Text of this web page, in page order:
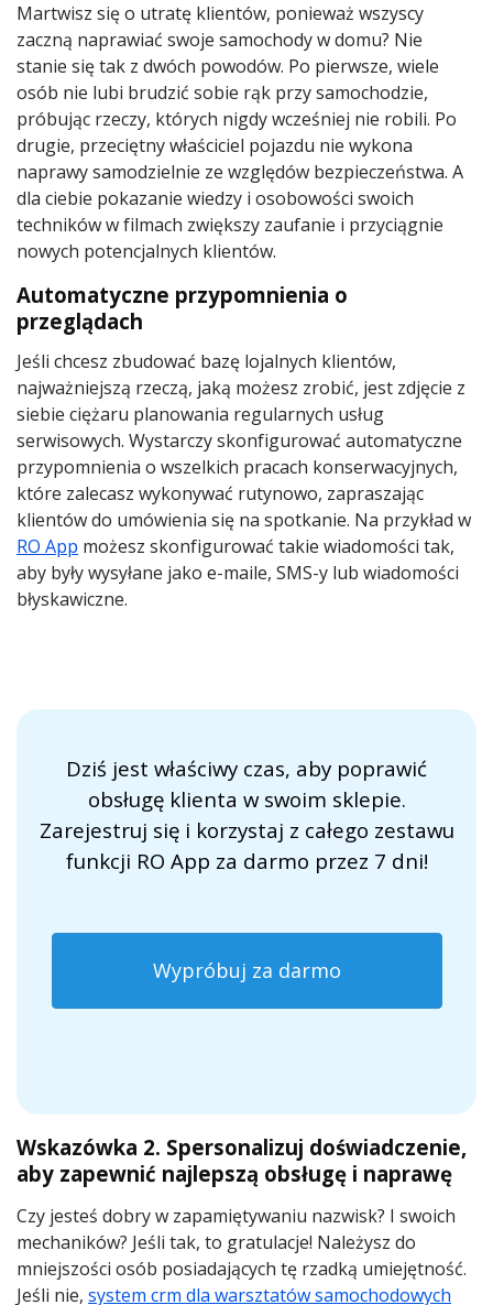
Martwisz się o utratę klientów, ponieważ wszyscy
zaczną naprawiać swoje samochody w domu? Nie
stanie się tak z dwóch powodów. Po pierwsze, wiele
osób nie lubi brudzić sobie rąk przy samochodzie,
próbując rzeczy, których nigdy wcześniej nie robili. Po
drugie, przeciętny właściciel pojazdu nie wykona
naprawy samodzielnie ze względów bezpieczeństwa. A
dla ciebie pokazanie wiedzy i osobowości swoich
techników w filmach zwiększy zaufanie i przyciągnie
nowych potencjalnych klientów.
Automatyczne przypomnienia o
przeglądach
Jeśli chcesz zbudować bazę lojalnych klientów,
najważniejszą rzeczą, jaką możesz zrobić, jest zdjęcie z
siebie ciężaru planowania regularnych usług
serwisowych. Wystarczy skonfigurować automatyczne
przypomnienia o wszelkich pracach konserwacyjnych,
które zalecasz wykonywać rutynowo, zapraszając
klientów do umówienia się na spotkanie. Na przykład w
RO App możesz skonfigurować takie wiadomości tak,
aby były wysyłane jako e-maile, SMS-y lub wiadomości
błyskawiczne.
Dziś jest właściwy czas, aby poprawić
obsługę klienta w swoim sklepie.
Zarejestruj się i korzystaj z całego zestawu
funkcji RO App za darmo przez 7 dni!
Wypróbuj za darmo
Wskazówka 2. Spersonalizuj doświadczenie,
aby zapewnić najlepszą obsługę i naprawę
Czy jesteś dobry w zapamiętywaniu nazwisk? I swoich
mechaników? Jeśli tak, to gratulacje! Należysz do
mniejszości osób posiadających tę rzadką umiejętność.
Jeśli nie, system crm dla warsztatów samochodowych